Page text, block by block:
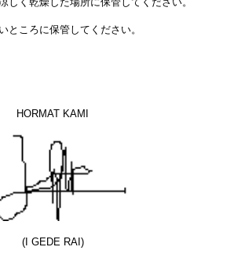
ところに保管してください。
HORMAT KAMI
(I GEDE RAI)